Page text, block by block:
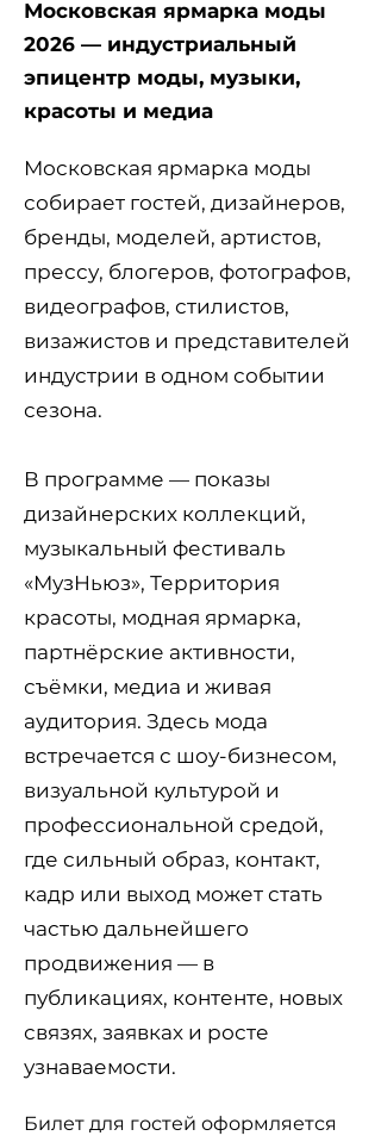
Московская ярмарка моды
2026 — индустриальный
эпицентр моды, музыки,
красоты и медиа
Московская ярмарка моды
собирает гостей, дизайнеров,
бренды, моделей, артистов,
прессу, блогеров, фотографов,
видеографов, стилистов,
визажистов и представителей
индустрии в одном событии
сезона.
В программе — показы
дизайнерских коллекций,
музыкальный фестиваль
«МузНьюз», Территория
красоты, модная ярмарка,
партнёрские активности,
съёмки, медиа и живая
аудитория. Здесь мода
встречается с шоу-бизнесом,
визуальной культурой и
профессиональной средой,
где сильный образ, контакт,
кадр или выход может стать
частью дальнейшего
продвижения — в
публикациях, контенте, новых
связях, заявках и росте
узнаваемости.
Билет для гостей оформляется